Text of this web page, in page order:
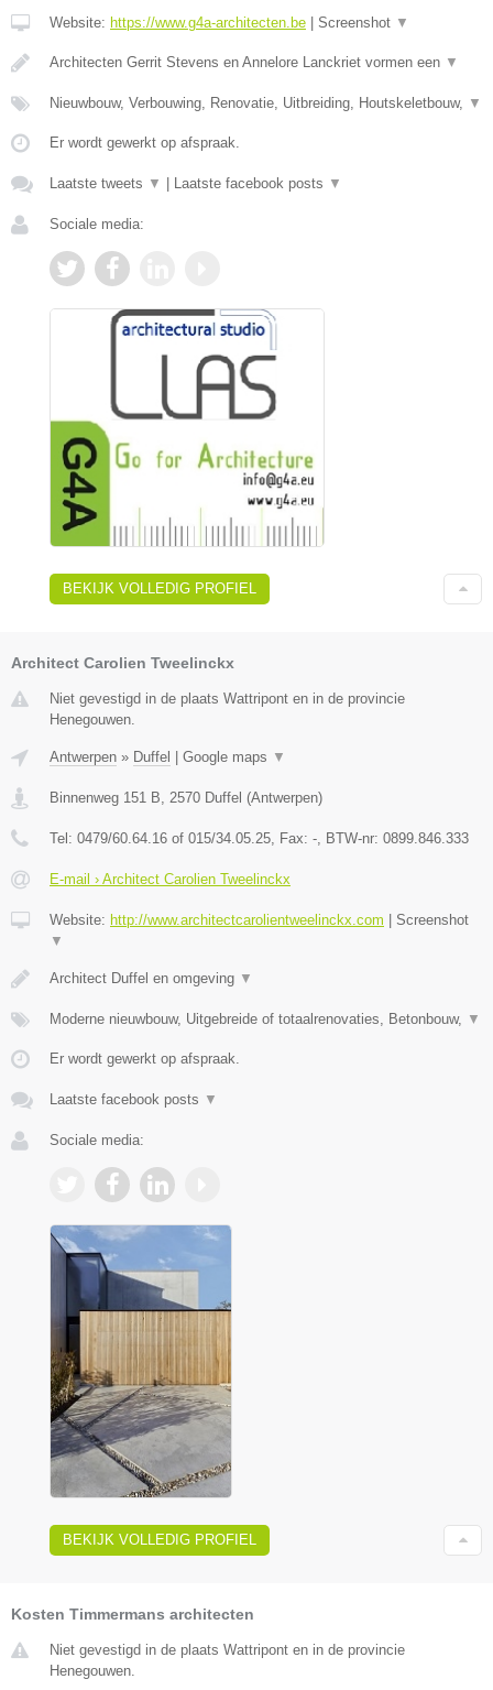
Website: https://www.g4a-architecten.be Screenshot ▼
Architecten Gerrit Stevens en Annelore Lanckriet vormen een ▼
Nieuwbouw, Verbouwing, Renovatie, Uitbreiding, Houtskeletbouw, ▼
Er wordt gewerkt op afspraak.
Laatste tweets ▼ Laatste facebook posts ▼
Sociale media:
BEKIJK VOLLEDIG PROFIEL
Architect Carolien Tweelinckx
Niet gevestigd in de plaats Wattripont en in de provincie
Henegouwen.
Antwerpen » Duffel | Google maps ▼
Binnenweg 151 B 2570 Duffel (Antwerpen)
Tel: 0479/60.64.16 of 015/34.05.25 , Fax: - , BTW-nr: 0899.846.333
E-mail › Architect Carolien Tweelinckx
Website: http://www.architectcarolientweelinckx.com | Screenshot
▼
Architect Duffel en omgeving ▼
Moderne nieuwbouw, Uitgebreide of totaalrenovaties, Betonbouw, ▼
Er wordt gewerkt op afspraak.
Laatste facebook posts ▼
Sociale media:
BEKIJK VOLLEDIG PROFIEL
Kosten Timmermans architecten
Niet gevestigd in de plaats Wattripont en in de provincie
Henegouwen.